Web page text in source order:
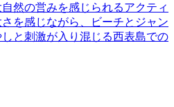
然の営みを感じられるアクティ
を感じながら、ビーチとジャン
と刺激が入り混じる西表島での